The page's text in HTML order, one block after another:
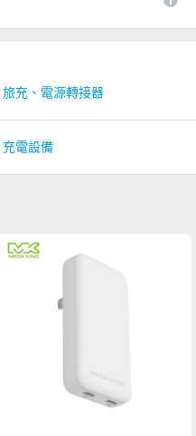
旅充、電源轉接器
充電設備